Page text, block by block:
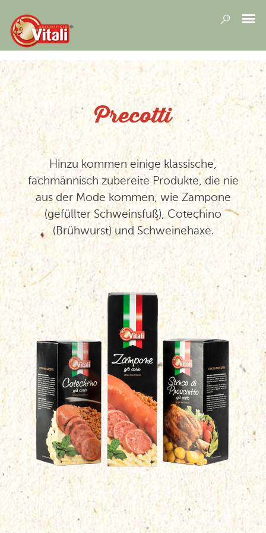
Precotti
Hinzu kommen einige klassische,
fachmännisch zubereite Produkte, die nie
aus der Mode kommen, wie Zampone
(gefüllter Schweinsfuß), Cotechino
(Brühwurst) und Schweinehaxe.